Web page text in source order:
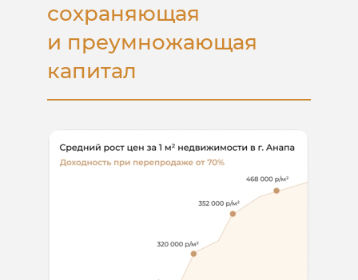
сохраняющая
и преумножающая
капитал